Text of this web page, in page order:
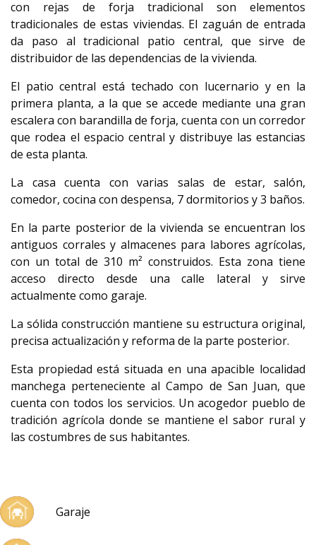
con rejas de forja tradicional son elementos
tradicionales de estas viviendas. El zaguán de entrada
da paso al tradicional patio central, que sirve de
distribuidor de las dependencias de la vivienda.
El patio central está techado con lucernario y en la
primera planta, a la que se accede mediante una gran
escalera con barandilla de forja, cuenta con un corredor
que rodea el espacio central y distribuye las estancias
de esta planta.
La casa cuenta con varias salas de estar, salón,
comedor, cocina con despensa, 7 dormitorios y 3 baños.
En la parte posterior de la vivienda se encuentran los
antiguos corrales y almacenes para labores agrícolas,
con un total de 310 m² construidos. Esta zona tiene
acceso directo desde una calle lateral y sirve
actualmente como garaje.
La sólida construcción mantiene su estructura original,
precisa actualización y reforma de la parte posterior.
Esta propiedad está situada en una apacible localidad
manchega perteneciente al Campo de San Juan, que
cuenta con todos los servicios. Un acogedor pueblo de
tradición agrícola donde se mantiene el sabor rural y
las costumbres de sus habitantes.
Garaje